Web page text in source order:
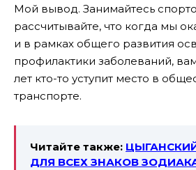
Мой вывод. Занимайтесь
рассчитывайте, что когда мы
и в рамках общего развития
профилактики заболеваний,
лет кто-то уступит место в
транспорте.
Читайте также:
ДЛЯ ВСЕХ ЗНАКОВ